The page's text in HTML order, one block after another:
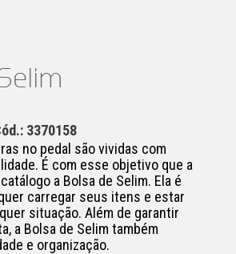
3370158
no pedal são vividas com
É com esse objetivo que a
a Bolsa de Selim. Ela é
carregar seus itens e estar
situação. Além de garantir
a Bolsa de Selim também
e organização.